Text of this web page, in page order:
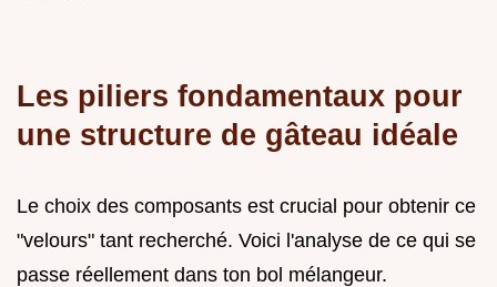
Les piliers fondamentaux pour
une structure de gâteau idéale
Le choix des composants est crucial pour obtenir ce
"velours" tant recherché. Voici l'analyse de ce qui se
passe réellement dans ton bol mélangeur.